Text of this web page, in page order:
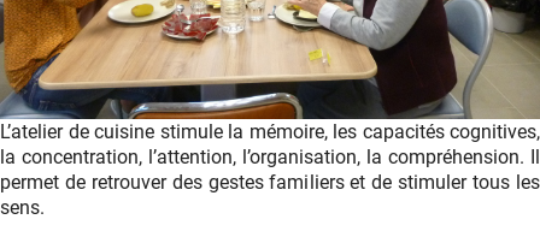
L’atelier de cuisine stimule la mémoire, les capacités cognitives,
la concentration, l’attention, l’organisation, la compréhension. Il
permet de retrouver des gestes familiers et de stimuler tous les
sens.